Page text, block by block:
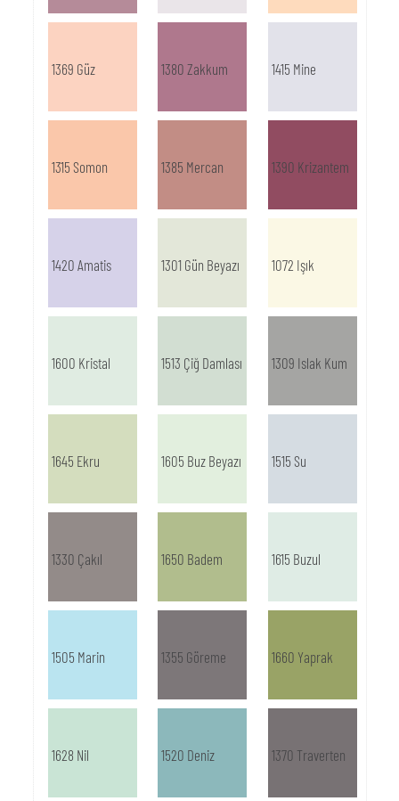
1369 Güz 1380 Zakkum 1415 Mine
1315 Somon 1385 Mercan 1390 Krizantem
1420 Amatis 1301 Gün Beyazı 1072 Işık
1600 Kristal 1513 Çiğ Damlası 1309 Islak Kum
1645 Ekru 1605 Buz Beyazı 1515 Su
1330 Çakıl 1650 Badem 1615 Buzul
1505 Marin 1355 Göreme 1660 Yaprak
1628 Nil 1520 Deniz 1370 Traverten